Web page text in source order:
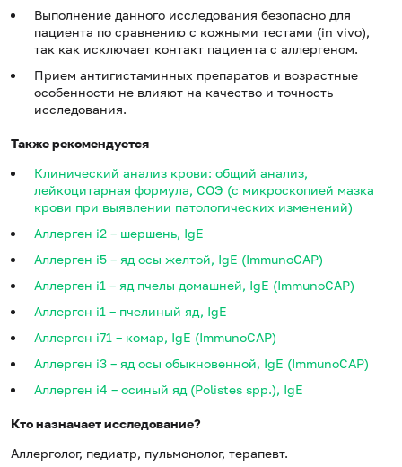
Выполнение данного исследования безопасно для
пациента по сравнению с кожными тестами (in vivo),
так как исключает контакт пациента с аллергеном.
Прием антигистаминных препаратов и возрастные
особенности не влияют на качество и точность
исследования.
Также рекомендуется
Клинический анализ крови: общий анализ,
лейкоцитарная формула, СОЭ (с микроскопией мазка
крови при выявлении патологических изменений)
Аллерген i2 – шершень, IgE
Аллерген i5 – яд осы желтой, IgE (ImmunoCAP)
Аллерген i1 – яд пчелы домашней, IgE (ImmunoCAP)
Аллерген i1 – пчелиный яд, IgE
Аллерген i71 – комар, IgE (ImmunoCAP)
Аллерген i3 – яд осы обыкновенной, IgE (ImmunoCAP)
Аллерген i4 – осиный яд (Polistes spp.), IgE
Кто назначает исследование?
Аллерголог, педиатр, пульмонолог, терапевт.